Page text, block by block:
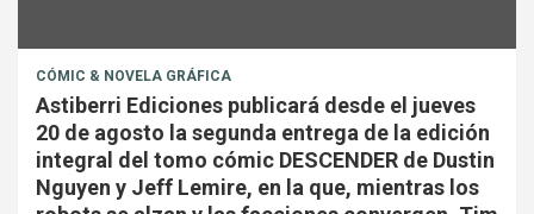
CÓMIC & NOVELA GRÁFICA
Astiberri Ediciones publicará desde el jueves
20 de agosto la segunda entrega de la edición
integral del tomo cómic DESCENDER de Dustin
Nguyen y Jeff Lemire, en la que, mientras los